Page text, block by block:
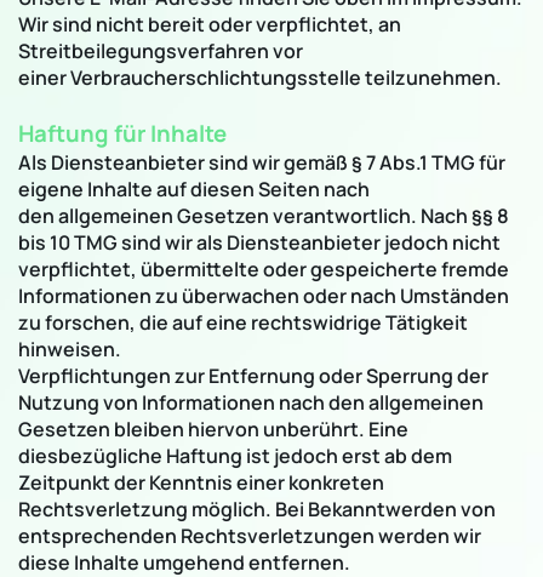
Wir sind nicht bereit oder verpflichtet, an
Streitbeilegungsverfahren vor
einer Verbraucherschlichtungsstelle teilzunehmen.
Haftung für Inhalte
Als Diensteanbieter sind wir gemäß § 7 Abs.1 TMG für
eigene Inhalte auf diesen Seiten nach
den allgemeinen Gesetzen verantwortlich. Nach §§ 8
bis 10 TMG sind wir als Diensteanbieter jedoch nicht
verpflichtet, übermittelte oder gespeicherte fremde
Informationen zu überwachen oder nach Umständen
zu forschen, die auf eine rechtswidrige Tätigkeit
hinweisen.
Verpflichtungen zur Entfernung oder Sperrung der
Nutzung von Informationen nach den allgemeinen
Gesetzen bleiben hiervon unberührt. Eine
diesbezügliche Haftung ist jedoch erst ab dem
Zeitpunkt der Kenntnis einer konkreten
Rechtsverletzung möglich. Bei Bekanntwerden von
entsprechenden Rechtsverletzungen werden wir
diese Inhalte umgehend entfernen.